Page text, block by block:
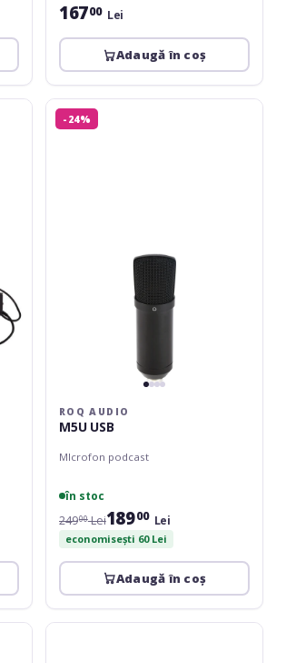
16700 Lei
Adaugă în coș
ROQ
Audio
-24%
ROQ AUDIO
M5U USB
MIcrofon podcast
în stoc
24900Lei18900 Lei
economisești 60 Lei
Adaugă în coș
Behringer